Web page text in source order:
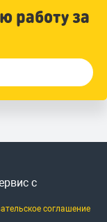
работу за
с
соглашение